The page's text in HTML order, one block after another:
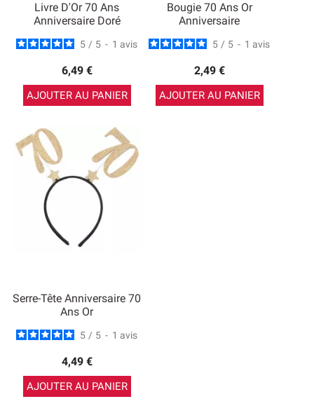
Livre D'Or 70 Ans
Anniversaire Doré
5 / 5 - 1 avis
6,49 €
AJOUTER AU PANIER
Bougie 70 Ans Or
Anniversaire
5 / 5 - 1 avis
2,49 €
AJOUTER AU PANIER
Serre-Tête Anniversaire 70
Ans Or
5 / 5 - 1 avis
4,49 €
AJOUTER AU PANIER